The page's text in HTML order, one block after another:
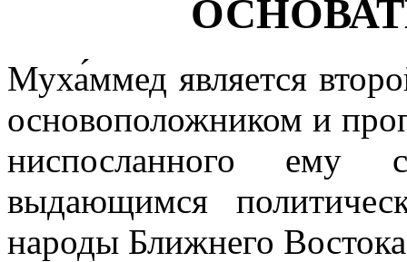
Муха́ммед является
основоположником и
ниспосланного
выдающимся
народы Ближнего